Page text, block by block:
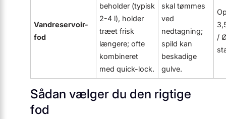
Vandreservoir-
fod
beholder (typisk
2-4 l), holder
træet frisk
længere; ofte
kombineret
med quick-lock.
skal tømmes
ved
nedtagning;
spild kan
beskadige
gulve.
/
Sådan vælger du den rigtige
fod